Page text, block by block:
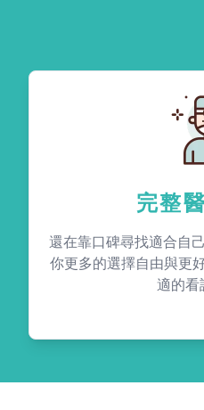
完整
還在靠口碑尋找適合自
你更多的選擇自由與更
適的看